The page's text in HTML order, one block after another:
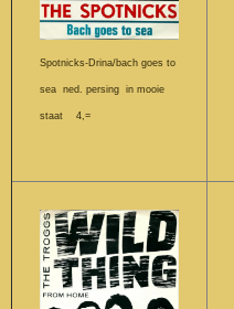
Spotnicks-Drina/bach goes to
sea ned. persing in mooie
staat 4,=